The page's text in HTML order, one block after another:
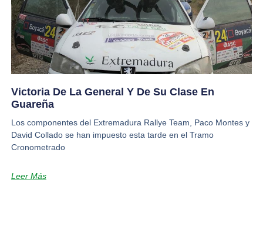
Victoria De La General Y De Su Clase En
Guareña
Los componentes del Extremadura Rallye Team, Paco Montes y
David Collado se han impuesto esta tarde en el Tramo
Cronometrado
Leer Más